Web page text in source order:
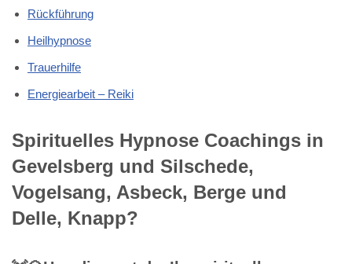
Rückführung
Heilhypnose
Trauerhilfe
Energiearbeit – Reiki
Spirituelles Hypnose Coachings in
Gevelsberg und Silschede,
Vogelsang, Asbeck, Berge und
Delle, Knapp?